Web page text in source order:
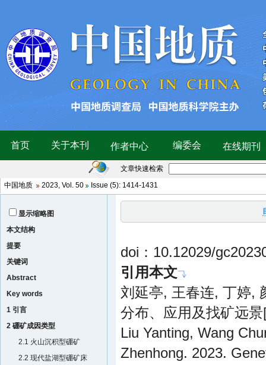
文章快速检索
中国地质
2023, Vol. 50 Issue (5): 1414-1431
显示缩略图
本文结构
提要
关键词
Abstract
Key words
1 引言
2 硼矿成因类型
2.1 火山沉积型硼矿
2.2 现代盐湖型硼矿床
doi：10.12029/
引用本文
刘延亭, 王春连, 丁婷,
分布、应用及找矿远
Liu Yanting, Wang
Zhenhong. 2023.